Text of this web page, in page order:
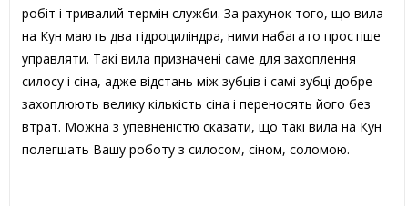
робіт і тривалий термін служби. За рахунок того, що вила
на Кун мають два гідроциліндра, ними набагато простіше
управляти. Такі вила призначені саме для захоплення
силосу і сіна, адже відстань між зубців і самі зубці добре
захоплюють велику кількість сіна і переносять його без
втрат. Можна з упевненістю сказати, що такі вила на Кун
полегшать Вашу роботу з силосом, сіном, соломою.